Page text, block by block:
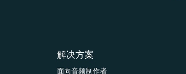
解决方案
面向音频制作者